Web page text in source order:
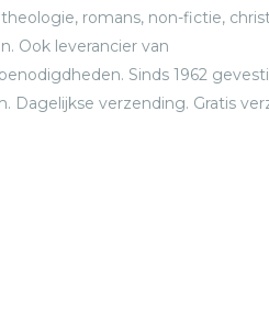
romans, non-fictie,
Ook leverancier van
Sinds 1962
Dagelijkse verzending. Gratis